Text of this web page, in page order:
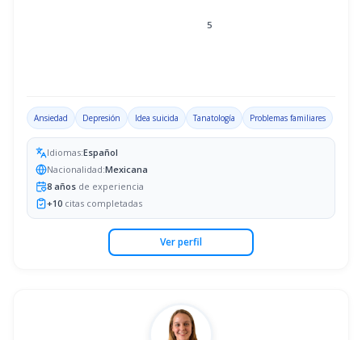
5
Ansiedad Depresión Idea suicida Tanatología Problemas familiares
Idiomas:Español
Nacionalidad:Mexicana
8 años de experiencia
+10 citas completadas
Ver perfil